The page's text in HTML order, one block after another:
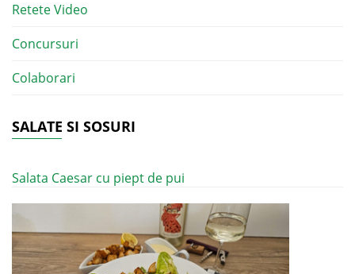
Retete Video
Concursuri
Colaborari
SALATE SI SOSURI
Salata Caesar cu piept de pui